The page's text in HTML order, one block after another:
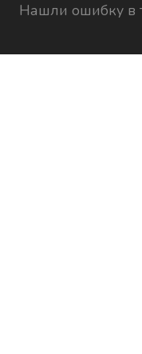
Нашли ошибку в